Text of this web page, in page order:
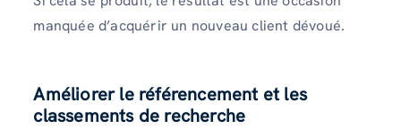
manquée d’acquérir un nouveau client dévoué.
Améliorer le référencement et les
classements de recherche